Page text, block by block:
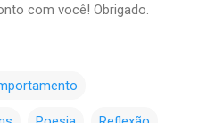
com você! Obrigado.